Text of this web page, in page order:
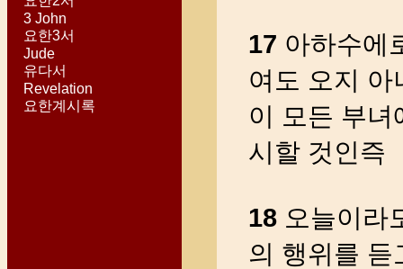
3 John
요한3서
Jude
유다서
Revelation
요한계시록
17 아하수에
여도 오지 아
이 모든 부녀
시할 것인즉
18오늘이라
의 행위를 듣